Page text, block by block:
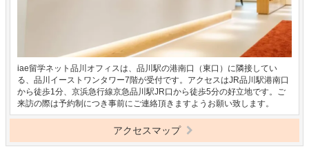
iae留学ネット品川オフィスは、品川駅の港南口（東口）に隣接してい
る、品川イーストワンタワー7階が受付です。アクセスはJR品川駅港南口
から徒歩1分、京浜急行線京急品川駅JR口から徒歩5分の好立地です。ご
来訪の際は予約制につき事前にご連絡頂きますようお願い致します。
アクセスマップ